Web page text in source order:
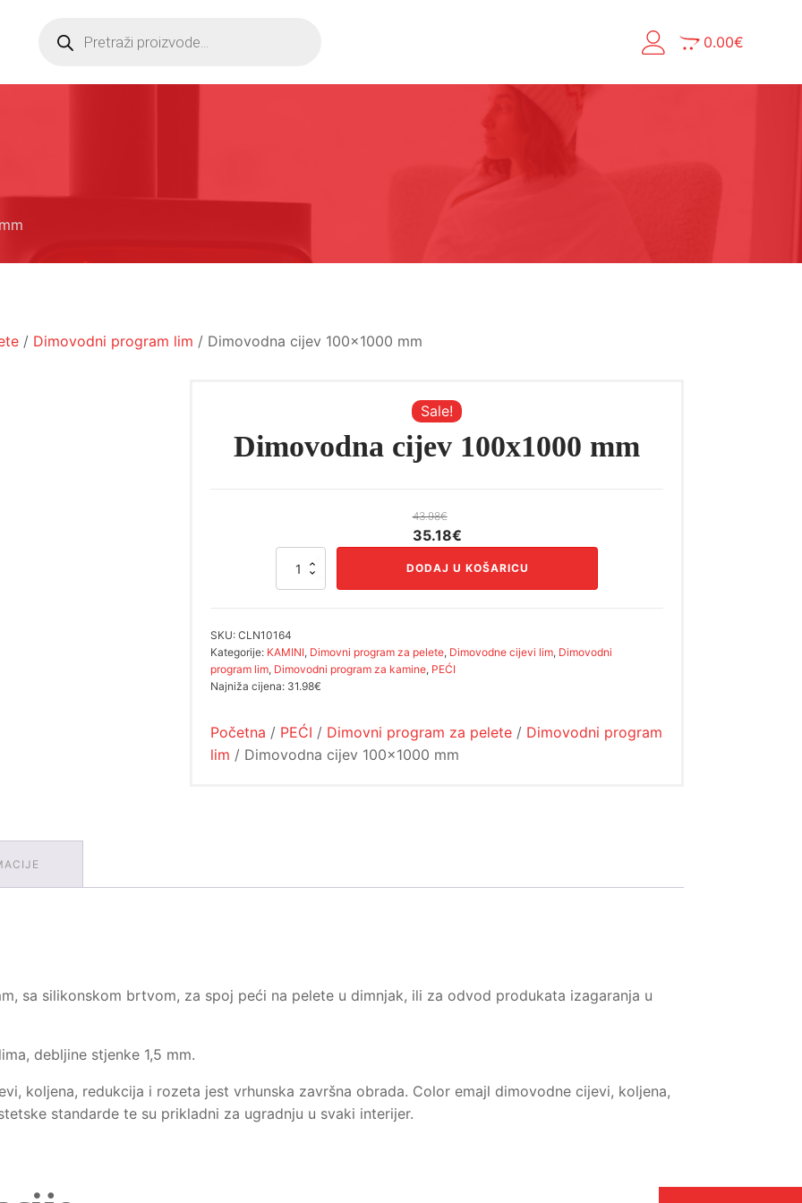
Products
search
0.00€
/ Dimovodni program lim / Dimovodna cijev 100x1000 mm
Sale!
Dimovodna cijev 100x1000 mm
43.98€
Izvorna
35.18€Trenutna
cijena
Dimovodna
količina
DODAJ U KOŠARICU
SKU:CLN10164
Kategorije: KAMINI, Dimovni program za pelete, Dimovodne cijevi lim, Dimovodni
program lim, Dimovodni program za kamine, PEĆI
Najniža cijena: 31.98€
Početna / PEĆI / Dimovni program za pelete / Dimovodni program
lim / Dimovodna cijev 100x1000 mm
sa silikonskom brtvom, za spoj peći na pelete u dimnjak, ili za odvod produkata izagaranja u
debljine stjenke 1,5 mm.
koljena, redukcija i rozeta jest vrhunska završna obrada. Color emajl dimovodne cijevi, koljena,
standarde te su prikladni za ugradnju u svaki interijer.